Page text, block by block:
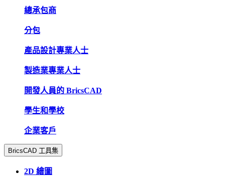
總承包商
分包
產品設計專業人士
製造業專業人士
開發人員的 BricsCAD
學生和學校
企業客戶
BricsCAD 工具集
2D 繪圖